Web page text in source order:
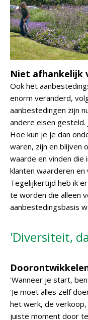
Niet afhankelijk
Ook het
enorm veranderd,
aanbestedingen zijn
andere eisen
Hoe kun je je dan
waren, zijn en blijven
waarde en vinden die
klanten waarderen
Tegelijkertijd heb ik
te worden die alleen
aanbestedingsbasis
'Diversiteit,
'Wanneer je start,
'Je moet alles zelf
het werk, de
juiste moment door